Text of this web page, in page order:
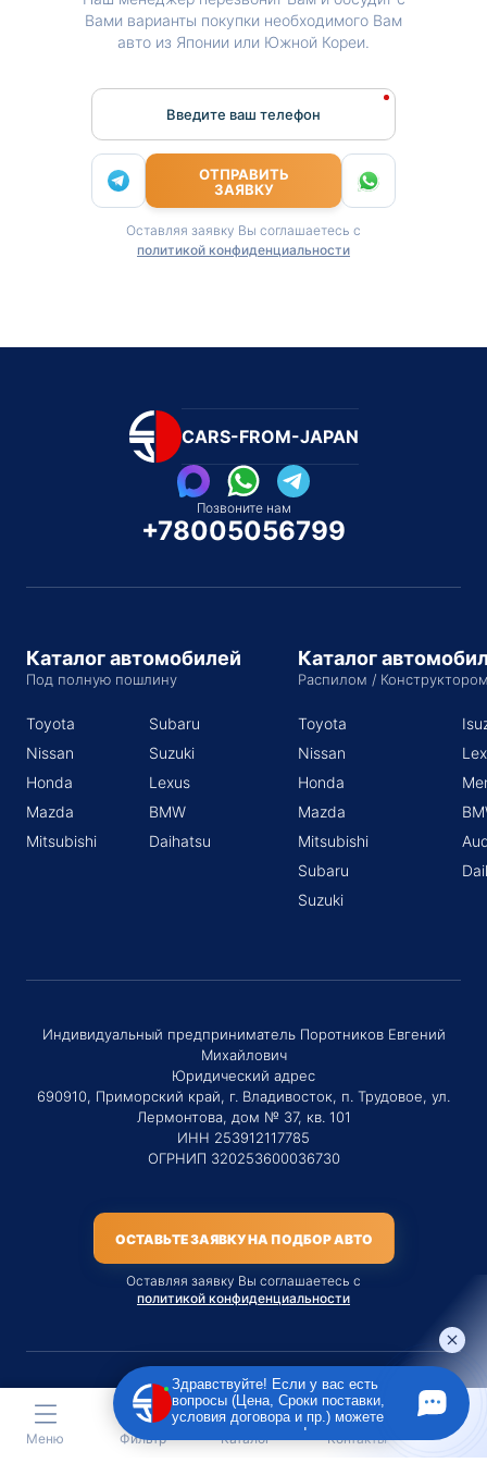
Вами варианты покупки необходимого Вам
авто из Японии или Южной Кореи.
Введите ваш телефон
ОТПРАВИТЬ
ЗАЯВКУ
Оставляя заявку Вы соглашаетесь с
политикой конфиденциальности
CARS-FROM-JAPAN
Позвоните нам
+78005056799
Каталог автомобилей
Под полную пошлину
Toyota
Nissan
Honda
Mazda
Mitsubishi
Subaru
Suzuki
Lexus
BMW
Daihatsu
Каталог
Распилом /
Toyota
Nissan
Honda
Mazda
Mitsubishi
Subaru
Suzuki
Индивидуальный предприниматель Поротников Евгений
Михайлович
Юридический адрес
690910, Приморский край, г. Владивосток, п. Трудовое, ул.
Лермонтова, дом № 37, кв. 101
ИНН 253912117785
ОГРНИП 320253600036730
ОСТАВЬТЕ ЗАЯВКУ НА ПОДБОР АВТО
Оставляя заявку Вы соглашаетесь с
политикой конфиденциальности
Материалы данного сайта являются публичной офертой
только на услугу сопровождения Агентом приобретения
транспортного средства Клиентом.
Меню Фильтр Каталог Контакты
Здравствуйте! Если у вас есть
вопросы (Цена, Сроки поставки,
условия договора и пр.) можете
задать их мне в чат!